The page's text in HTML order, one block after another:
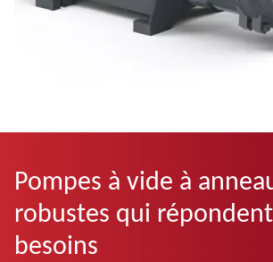
Pompes à vide à
robustes qui
besoins